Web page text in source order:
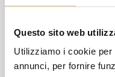
Questo sito web
Utilizziamo i cookie
annunci, per fornire
fino al sapore
e salato.
Esprime al meglio le